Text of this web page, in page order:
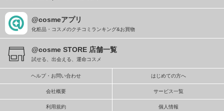
@cosmeアプリ
化粧品・コスメのクチコミランキング&お買物
@cosme STORE 店舗一覧
試せる、出会える、運命コスメ
ヘルプ・お問い合わせ はじめての方へ
会社概要 サービス一覧
利用規約 個人情報